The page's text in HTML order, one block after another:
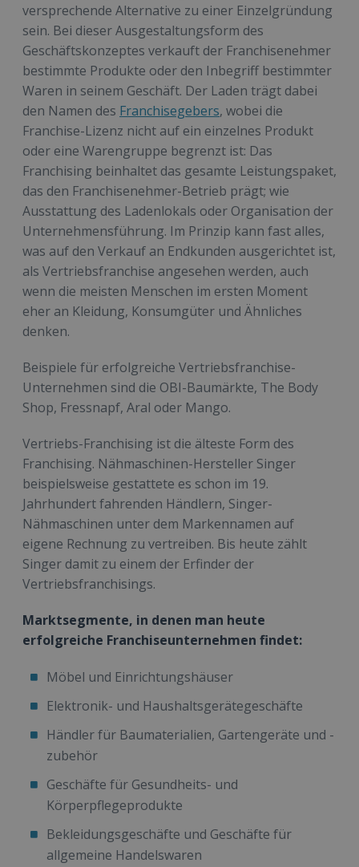
versprechende Alternative zu einer Einzelgründung
sein. Bei dieser Ausgestaltungsform des
Geschäftskonzeptes verkauft der Franchisenehmer
bestimmte Produkte oder den Inbegriff bestimmter
Waren in seinem Geschäft. Der Laden trägt dabei
den Namen des Franchisegebers, wobei die
Franchise-Lizenz nicht auf ein einzelnes Produkt
oder eine Warengruppe begrenzt ist: Das
Franchising beinhaltet das gesamte Leistungspaket,
das den Franchisenehmer-Betrieb prägt; wie
Ausstattung des Ladenlokals oder Organisation der
Unternehmensführung. Im Prinzip kann fast alles,
was auf den Verkauf an Endkunden ausgerichtet ist,
als Vertriebsfranchise angesehen werden, auch
wenn die meisten Menschen im ersten Moment
eher an Kleidung, Konsumgüter und Ähnliches
denken.
Beispiele für erfolgreiche Vertriebsfranchise-
Unternehmen sind die OBI-Baumärkte, The Body
Shop, Fressnapf, Aral oder Mango.
Vertriebs-Franchising ist die älteste Form des
Franchising. Nähmaschinen-Hersteller Singer
beispielsweise gestattete es schon im 19.
Jahrhundert fahrenden Händlern, Singer-
Nähmaschinen unter dem Markennamen auf
eigene Rechnung zu vertreiben. Bis heute zählt
Singer damit zu einem der Erfinder der
Vertriebsfranchisings.
Marktsegmente, in denen man heute
erfolgreiche Franchiseunternehmen findet:
Möbel und Einrichtungshäuser
Elektronik- und Haushaltsgerätegeschäfte
Händler für Baumaterialien, Gartengeräte und -
zubehör
Geschäfte für Gesundheits- und
Körperpflegeprodukte
Bekleidungsgeschäfte und Geschäfte für
allgemeine Handelswaren